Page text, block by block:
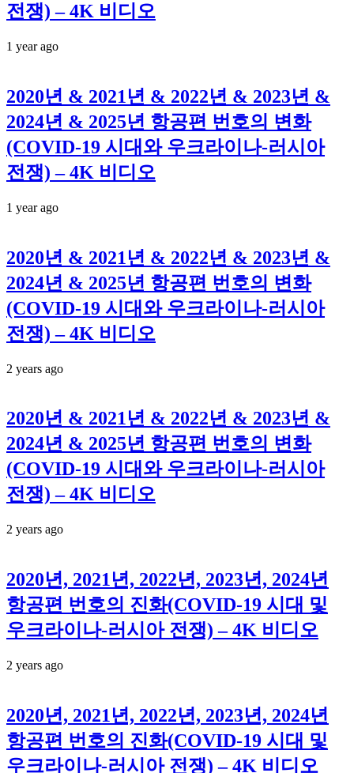
전쟁) – 4K 비디오
1 year ago
2020년 & 2021년 & 2022년 & 2023년 &
2024년 & 2025년 항공편 번호의 변화
(COVID-19 시대와 우크라이나-러시아
전쟁) – 4K 비디오
1 year ago
2020년 & 2021년 & 2022년 & 2023년 &
2024년 & 2025년 항공편 번호의 변화
(COVID-19 시대와 우크라이나-러시아
전쟁) – 4K 비디오
2 years ago
2020년 & 2021년 & 2022년 & 2023년 &
2024년 & 2025년 항공편 번호의 변화
(COVID-19 시대와 우크라이나-러시아
전쟁) – 4K 비디오
2 years ago
2020년, 2021년, 2022년, 2023년, 2024년
항공편 번호의 진화(COVID-19 시대 및
우크라이나-러시아 전쟁) – 4K 비디오
2 years ago
2020년, 2021년, 2022년, 2023년, 2024년
항공편 번호의 진화(COVID-19 시대 및
우크라이나-러시아 전쟁) – 4K 비디오